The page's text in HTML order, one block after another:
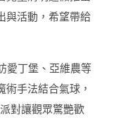
與活動，希望帶給
愛丁堡、亞維農等
手法結合氣球，
對讓觀眾驚艷歡